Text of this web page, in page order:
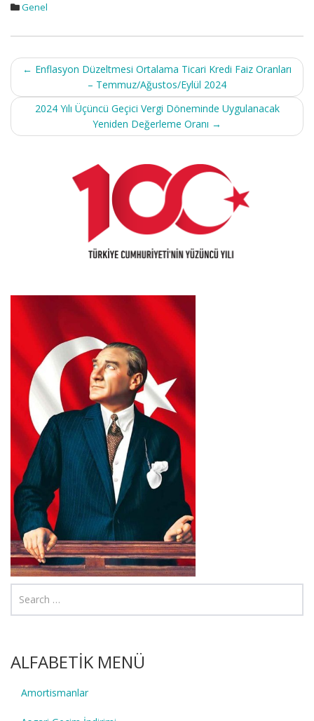
Genel
Post
navigation
← Enflasyon Düzeltmesi Ortalama Ticari Kredi Faiz Oranları
– Temmuz/Ağustos/Eylül 2024
2024 Yılı Üçüncü Geçici Vergi Döneminde Uygulanacak
Yeniden Değerleme Oranı →
ALFABETİK MENÜ
Amortismanlar